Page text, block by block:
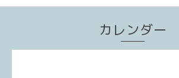
カレンダー